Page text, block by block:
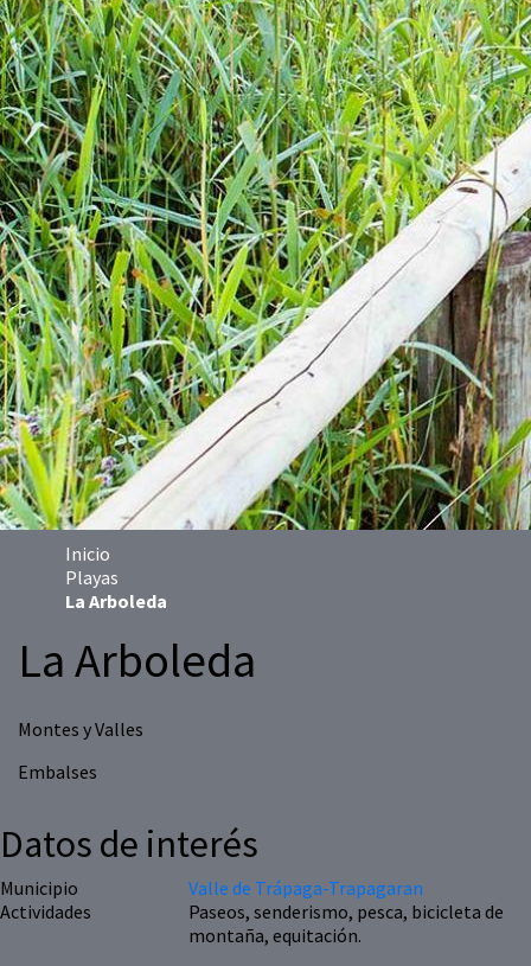
Inicio
Playas
La Arboleda
La Arboleda
Montes y Valles
Embalses
Datos de interés
Municipio
Valle de Trápaga-Trapagaran
Actividades
Paseos, senderismo, pesca, bicicleta de
montaña, equitación.